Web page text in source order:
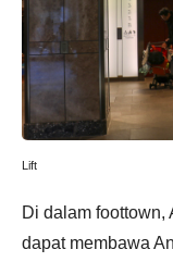
Lift
Di dalam foottown,
dapat membawa